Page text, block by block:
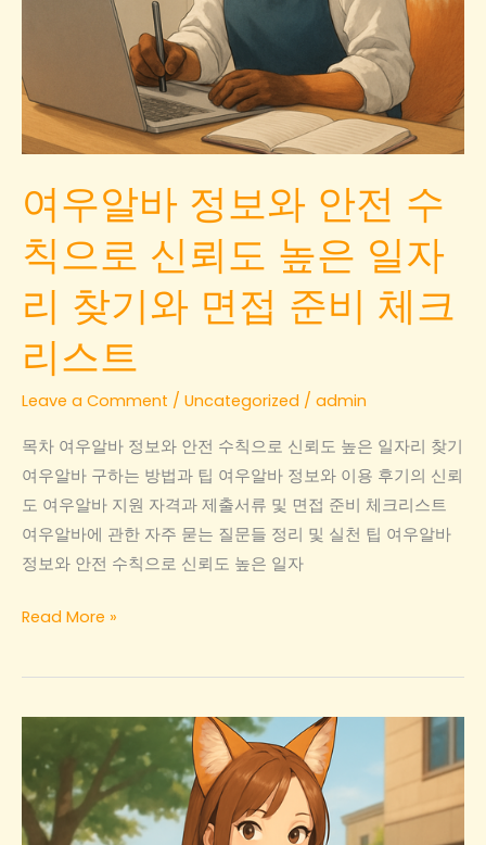
여우알바 정보와 안전 수
칙으로 신뢰도 높은 일자
리 찾기와 면접 준비 체크
리스트
Leave a Comment / Uncategorized / admin
목차 여우알바 정보와 안전 수칙으로 신뢰도 높은 일자리 찾기
여우알바 구하는 방법과 팁 여우알바 정보와 이용 후기의 신뢰
도 여우알바 지원 자격과 제출서류 및 면접 준비 체크리스트
여우알바에 관한 자주 묻는 질문들 정리 및 실천 팁 여우알바
정보와 안전 수칙으로 신뢰도 높은 일자
여
알
보
와
안
Read More »